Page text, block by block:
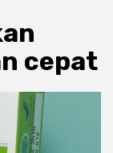
cepat